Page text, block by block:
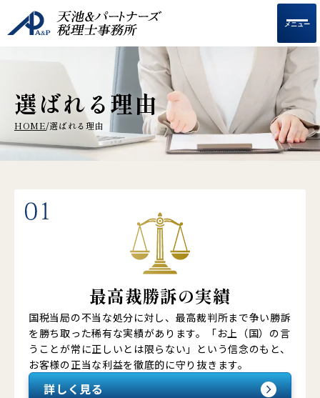
メニュー
選ばれる理由
HOME/選ばれる理由
最高裁勝訴の実績
国税当局の不当な処分に対し、最高裁判所まで争い勝訴
を勝ち取った稀有な実績があります。「お上（国）の言
うことが常に正しいとは限らない」という信念のもと、
お客様の正当な利益を徹底的に守り抜きます。
詳しく見る